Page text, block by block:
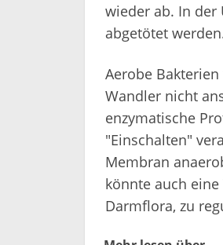
wieder ab. In der
abgetötet
Aerobe
Wandler nicht
enzymatische
"Einschalten"
Membran
könnte auch
Darmflora, zu